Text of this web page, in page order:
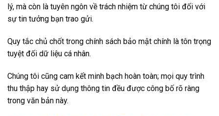
lý, mà còn là tuyên ngôn về trách nhiệm từ chúng tôi đối với
sự tin tưởng bạn trao gửi.
Quy tắc chủ chốt trong chính sách bảo mật chính là tôn trọng
tuyệt đối dữ liệu cá nhân.
Chúng tôi cũng cam kết minh bạch hoàn toàn; mọi quy trình
thu thập hay sử dụng thông tin đều được công bố rõ ràng
trong văn bản này.